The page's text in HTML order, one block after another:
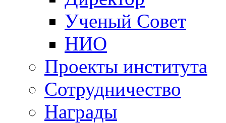
Ученый Совет
НИО
Проекты института
Сотрудничество
Награды